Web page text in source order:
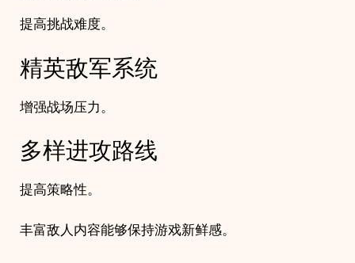
提高挑战难度。
精英敌军系统
增强战场压力。
多样进攻路线
提高策略性。
丰富敌人内容能够保持游戏新鲜感。